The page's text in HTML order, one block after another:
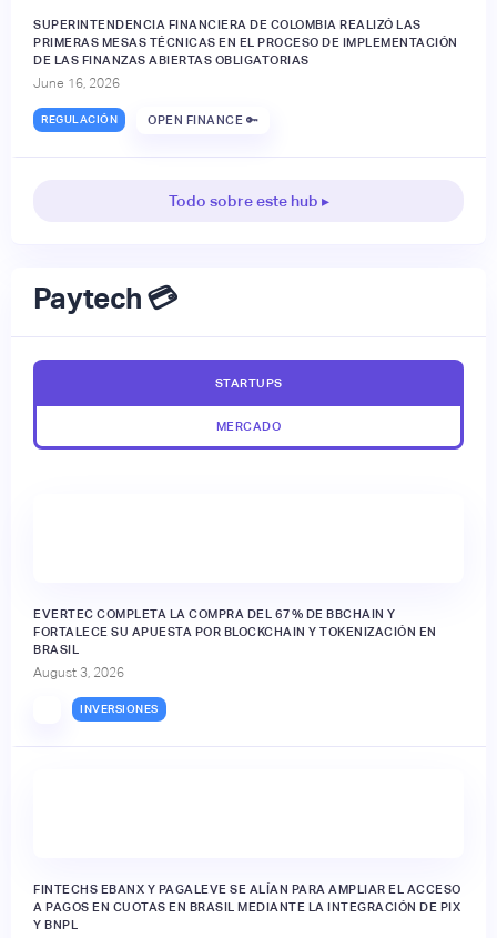
SUPERINTENDENCIA FINANCIERA DE COLOMBIA REALIZÓ LAS
PRIMERAS MESAS TÉCNICAS EN EL PROCESO DE IMPLEMENTACIÓN
DE LAS FINANZAS ABIERTAS OBLIGATORIAS
June 16, 2026
REGULACIÓN OPEN FINANCE 🔑
Todo sobre este hub ▸
Paytech 💳
STARTUPS
MERCADO
EVERTEC COMPLETA LA COMPRA DEL 67% DE BBCHAIN Y
FORTALECE SU APUESTA POR BLOCKCHAIN Y TOKENIZACIÓN EN
BRASIL
August 3, 2026
INVERSIONES
FINTECHS EBANX Y PAGALEVE SE ALÍAN PARA AMPLIAR EL ACCESO
A PAGOS EN CUOTAS EN BRASIL MEDIANTE LA INTEGRACIÓN DE PIX
Y BNPL